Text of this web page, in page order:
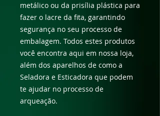
metálico ou da prisília plástica para
fazer o lacre da fita, garantindo
segurança no seu processo de
embalagem. Todos estes produtos
você encontra aqui em nossa loja,
além dos aparelhos de como a
Seladora e Esticadora que podem
te ajudar no processo de
arqueação.